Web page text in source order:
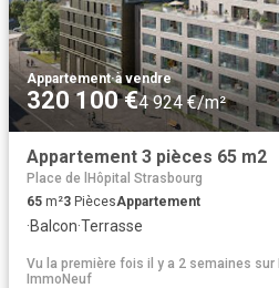
Appartement·à vendre
320 100 €4 924 €/m²
Appartement 3 pièces 65 m2
Place de lHôpital Strasbourg
65 m²3 PiècesAppartement
·Balcon·Terrasse
Vu la première fois il y a 2 semaines sur
ImmoNeuf